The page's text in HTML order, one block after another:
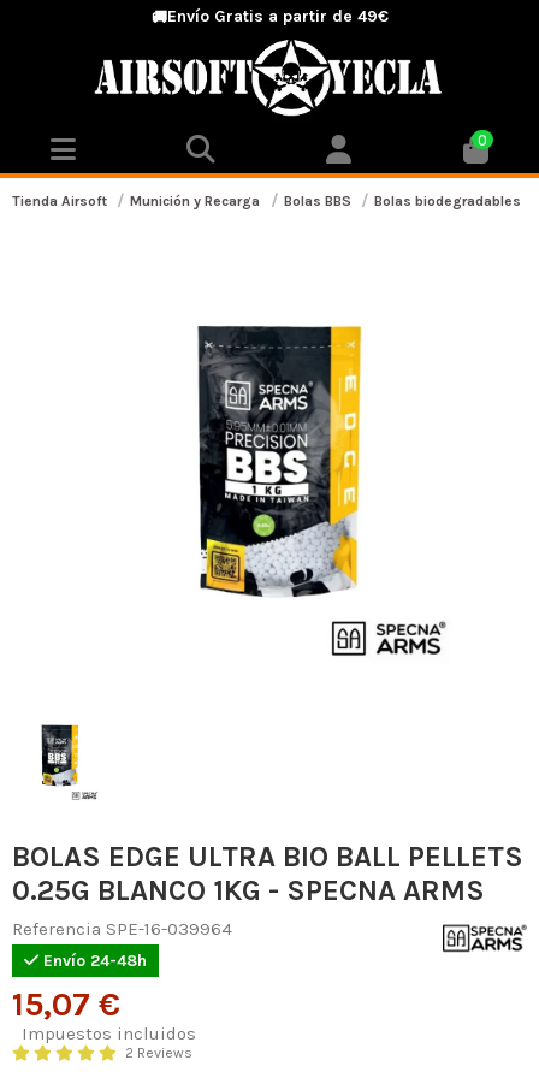
🚚Envío Gratis a partir de 49€
0
Tienda Airsoft Munición y Recarga Bolas BBS Bolas biodegradables
BOLAS EDGE ULTRA BIO BALL PELLETS
0.25G BLANCO 1KG - SPECNA ARMS
2 Reviews
Referencia SPE-16-039964
Envío 24-48h
15,07 €
Impuestos incluidos